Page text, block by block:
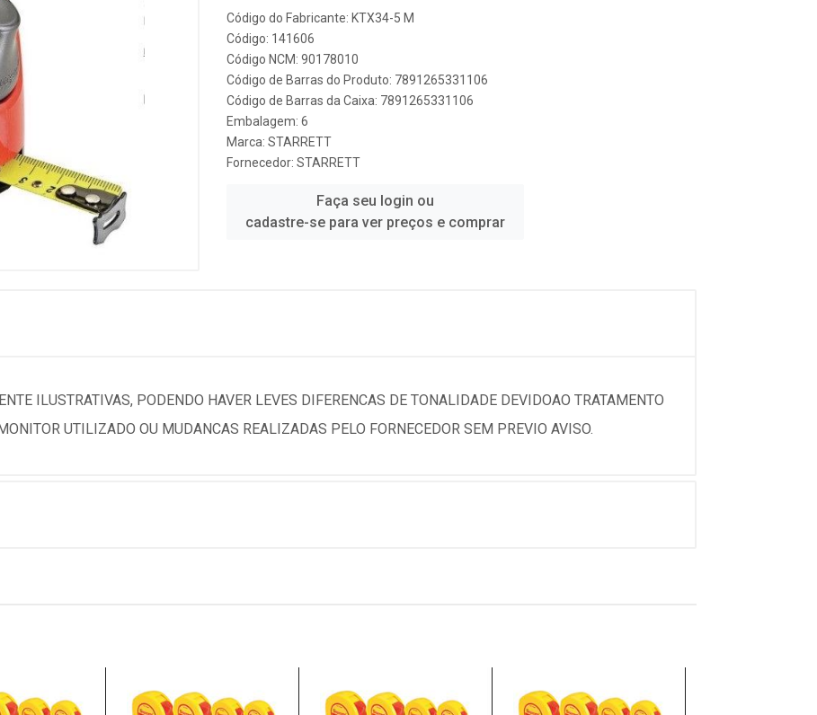
Código do Fabricante: KTX34-5 M
Código: 141606
Código NCM: 90178010
Código de Barras do Produto: 7891265331106
Código de Barras da Caixa: 7891265331106
Embalagem: 6
Marca: STARRETT
Fornecedor: STARRETT
Faça seu login ou
cadastre-se para ver preços e comprar
ILUSTRATIVAS, PODENDO HAVER LEVES DIFERENCAS DE TONALIDADE DEVIDOAO TRATAMENTO
UTILIZADO OU MUDANCAS REALIZADAS PELO FORNECEDOR SEM PREVIO AVISO.